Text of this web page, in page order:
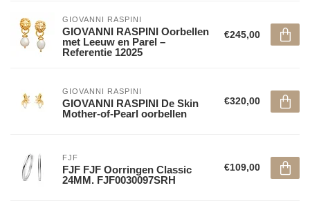
GIOVANNI RASPINI
GIOVANNI RASPINI Oorbellen
met Leeuw en Parel –
Referentie 12025
€245,00
GIOVANNI RASPINI
GIOVANNI RASPINI De Skin
Mother-of-Pearl oorbellen
€320,00
FJF
FJF FJF Oorringen Classic
24MM. FJF0030097SRH
€109,00